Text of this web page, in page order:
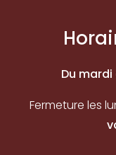
Du mardi
Fermeture les